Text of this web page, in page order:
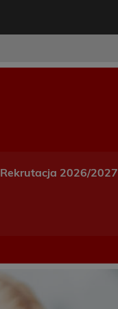
Rekrutacja 2026/2027